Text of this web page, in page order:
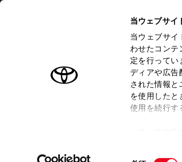
当ウェブサイ
当ウェブサイ
わせたコンテ
定を行ってい
ディアや広
された情報
を使用した
使用を続行す
オーナーサポート トピッ
北海
トヨタ認定中古車
トヨタ認定中古車の魅力